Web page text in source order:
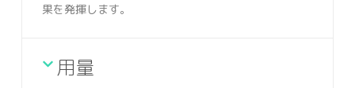
果を発揮します。
用量